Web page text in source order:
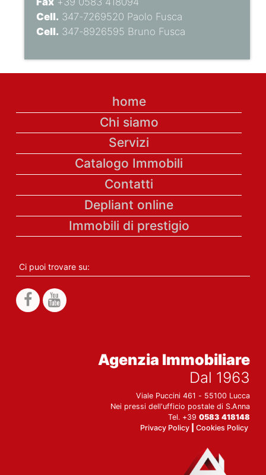
Cell. 347-7269520 Paolo Fusca
Cell. 347-8926595 Bruno Fusca
home
Chi siamo
Servizi
Catalogo Immobili
Contatti
Depliant online
Immobili di prestigio
Ci puoi trovare su:
Agenzia Immobiliare
Dal 1963
Viale Puccini 461 - 55100 Lucca
Nei pressi dell'ufficio postale di S.Anna
Tel. +390583 418148
Privacy Policy |Cookies Policy